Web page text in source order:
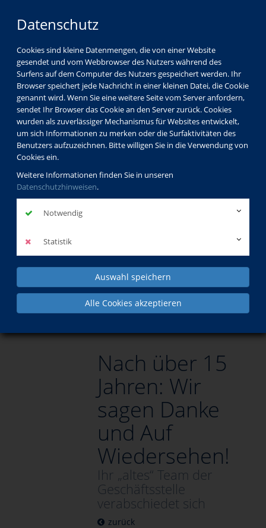
Datenschutz
Cookies sind kleine Datenmengen, die von einer Website
gesendet und vom Webbrowser des Nutzers während des
Surfens auf dem Computer des Nutzers gespeichert werden. Ihr
Browser speichert jede Nachricht in einer kleinen Datei, die Cookie
genannt wird. Wenn Sie eine weitere Seite vom Server anfordern,
sendet Ihr Browser das Cookie an den Server zurück. Cookies
wurden als zuverlässiger Mechanismus für Websites entwickelt,
um sich Informationen zu merken oder die Surfaktivitäten des
Benutzers aufzuzeichnen. Bitte willigen Sie in die Verwendung von
Cookies ein.
Weitere Informationen finden Sie in unseren
Datenschutzhinweisen.
Notwendig
Statistik
Auswahl speichern
Alle Cookies akzeptieren
Nach über 15 Jahren: Wir sagen Danke und Auf
Nach über 15
Jahren: Wir
sagen Danke
und Auf
Wiedersehen!
Ihr „altes“ Team der
Geschäftsstelle
verabschiedet sich
zurück